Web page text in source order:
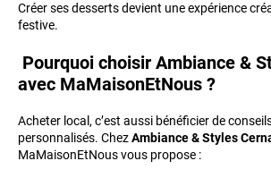
Créer ses desserts devient une expérience
festive.
Pourquoi choisir Ambiance &
avec MaMaisonEtNous ?
Acheter local, c’est aussi bénéficier de
personnalisés. ChezAmbiance & Styles
MaMaisonEtNous vous propose :